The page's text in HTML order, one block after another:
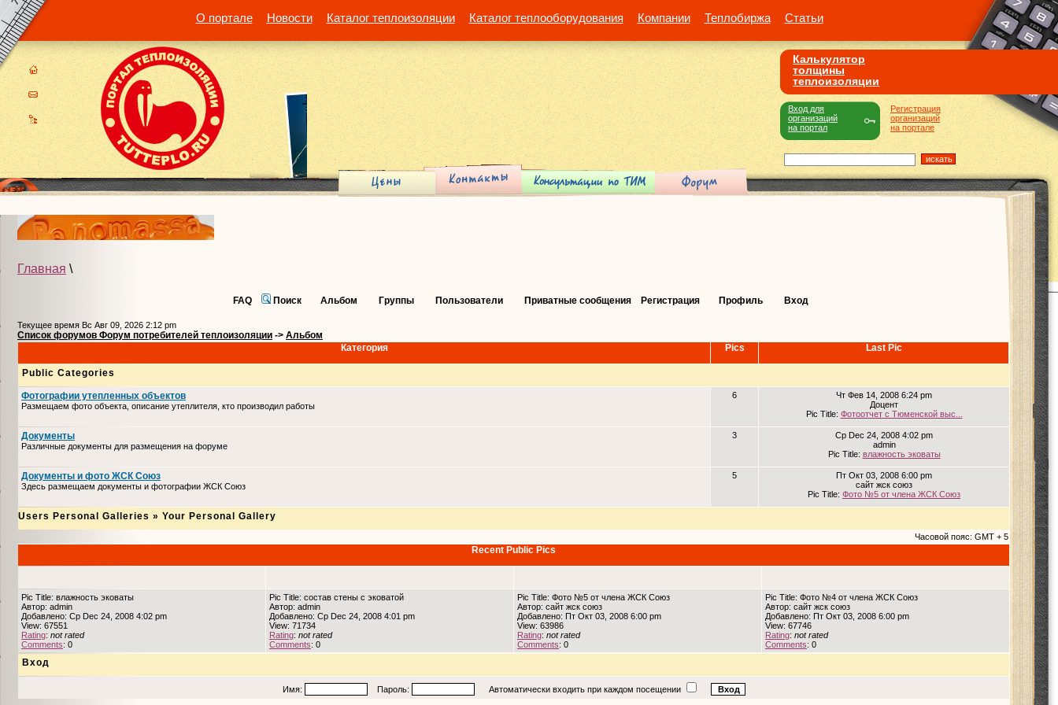
О портале Новости Каталог теплоизоляции Каталог теплооборудования Компании Теплобиржа Статьи
Калькулятор
толщины
теплоизоляции
Регистрация
организаций
на портале
Вход для
организаций
на портал
Главная \
FAQ Поиск Альбом Группы Пользователи Приватные сообщения Регистрация Профиль Вход
Текущее время Вс Авг 09, 2026 2:12 pm
Список форумов Форум потребителей теплоизоляции -> Альбом
Категория
Pics Last Pic
Public Categories
Фотографии утепленных объектов
Размещаем фото объекта, описание утеплителя, кто производил работы
6
Чт Фев 14, 2008 6:24 pm
Доцент
Pic Title: Фотоотчет с Тюменской выс...
Документы
Различные документы для размещения на форуме
3
Ср Dec 24, 2008 4:02 pm
admin
Pic Title: влажность эковаты
Документы и фото ЖСК Союз
Здесь размещаем документы и фотографии ЖСК Союз
5
Пт Окт 03, 2008 6:00 pm
сайт жск союз
Pic Title: Фото №5 от члена ЖСК Союз
Users Personal Galleries » Your Personal Gallery
Часовой пояс: GMT + 5
Recent Public Pics
Pic Title: влажность эковаты
Автор: admin
Добавлено: Ср Dec 24, 2008 4:02 pm
View: 67551
Rating: not rated
Comments: 0
Pic Title: состав стены с эковатой
Автор: admin
Добавлено: Ср Dec 24, 2008 4:01 pm
View: 71734
Rating: not rated
Comments: 0
Pic Title: Фото №5 от члена ЖСК Союз
Автор: сайт жск союз
Добавлено: Пт Окт 03, 2008 6:00 pm
View: 63986
Rating: not rated
Comments: 0
Pic Title: Фото №4 от члена ЖСК Союз
Автор: сайт жск союз
Добавлено: Пт Окт 03, 2008 6:00 pm
View: 67746
Rating: not rated
Comments: 0
Вход
Имя: Пароль: Автоматически входить при каждом посещении